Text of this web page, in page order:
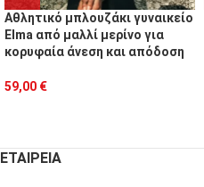
Αθλητικό μπλουζάκι γυναικείο
Elma από μαλλί μερίνο για
κορυφαία άνεση και απόδοση
59,00 €
ΕΤΑΙΡΕΙΑ